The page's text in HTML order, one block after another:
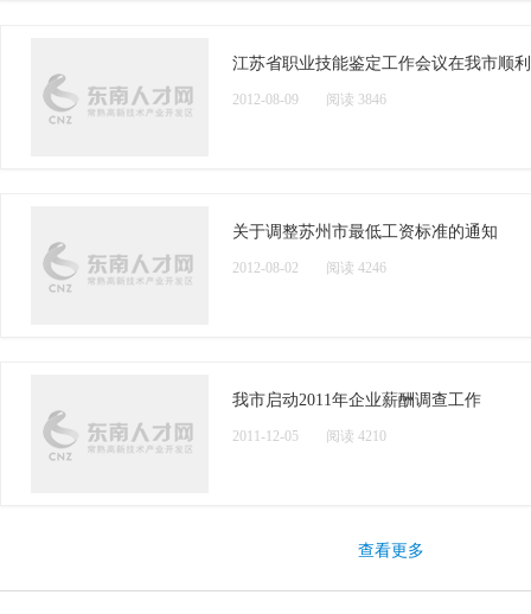
江苏省职业技能鉴定工作会议在我市顺
2012-08-09 阅读 3846
关于调整苏州市最低工资标准的通知
2012-08-02 阅读 4246
我市启动2011年企业薪酬调查工作
2011-12-05 阅读 4210
查看更多